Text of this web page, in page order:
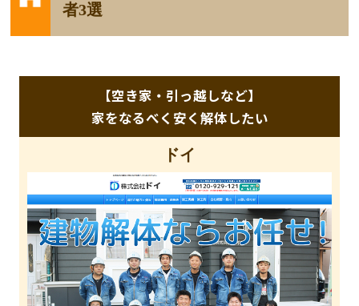
者3選
【空き家・引っ越しなど】
家をなるべく安く解体したい
ドイ